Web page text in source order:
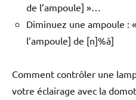
de l’ampoule] »…
Diminuez une ampoule :
l’ampoule] de [n]%â]
Comment contrôler une
votre éclairage avec la